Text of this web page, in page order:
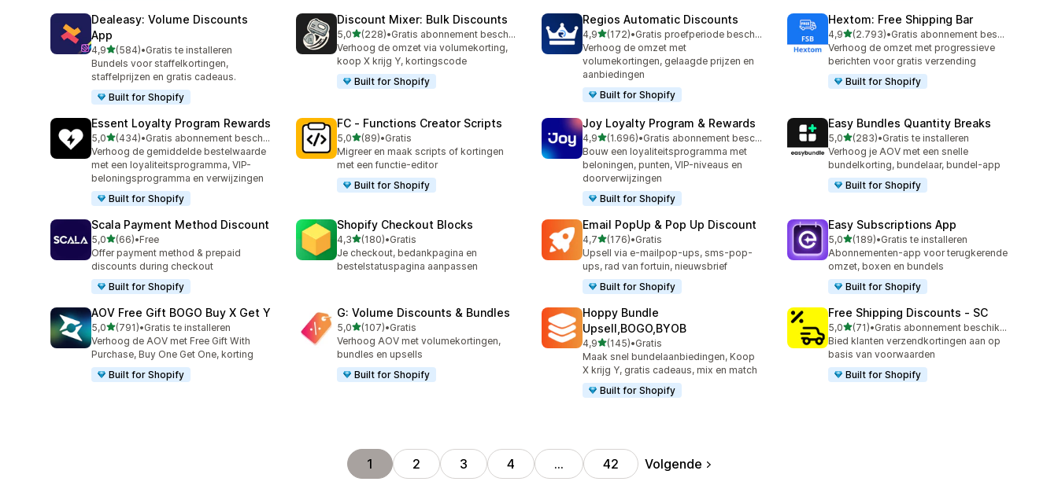
Dealeasy: Volume Discounts
App
4,9van 5 sterren
(584)
584 recensies in totaal
•Gratis te installeren
Bundels voor staffelkortingen,
staffelprijzen en gratis cadeaus.
Built for Shopify
Discount Mixer: Bulk Discounts
5,0van 5 sterren
(228)
228 recensies in totaal
•
Gratis abonnement beschikbaar
Verhoog de omzet via volumekorting,
koop X krijg Y, kortingscode
Built for Shopify
Regios Automatic Discounts
4,9van 5 sterren
(172)
172 recensies in totaal
•
Gratis proefperiode beschikbaar
Verhoog de omzet met
volumekortingen, gelaagde prijzen en
aanbiedingen
Built for Shopify
Hextom: Free Shipping Bar
4,9van 5 sterren
(2.793)
2793 recensies in totaal
•
Gratis abonnement beschikbaar
Verhoog de omzet met progressieve
berichten voor gratis verzending
Built for Shopify
Essent Loyalty Program Rewards
5,0van 5 sterren
(434)
434 recensies in totaal
•
Gratis abonnement beschikbaar
Verhoog de gemiddelde bestelwaarde
met een loyaliteitsprogramma, VIP-
beloningsprogramma en verwijzingen
Built for Shopify
FC ‑ Functions Creator Scripts
5,0van 5 sterren
(89)
89 recensies in totaal
•Gratis
Migreer en maak scripts of kortingen
met een functie-editor
Built for Shopify
Joy Loyalty Program & Rewards
4,9van 5 sterren
(1.696)
1696 recensies in totaal
•
Gratis abonnement beschikbaar
Bouw een loyaliteitsprogramma met
beloningen, punten, VIP-niveaus en
doorverwijzingen
Built for Shopify
Easy Bundles Quantity Breaks
5,0van 5 sterren
(283)
283 recensies in totaal
•Gratis te installeren
Verhoog je AOV met een snelle
bundelkorting, bundelaar, bundel-app
Built for Shopify
Scala Payment Method Discount
5,0van 5 sterren
(66)
66 recensies in totaal
•Free
Offer payment method & prepaid
discounts during checkout
Built for Shopify
Shopify Checkout Blocks
4,3van 5 sterren
(180)
180 recensies in totaal
•Gratis
Je checkout, bedankpagina en
bestelstatuspagina aanpassen
Email PopUp & Pop Up Discount
4,7van 5 sterren
(176)
176 recensies in totaal
•Gratis
Upsell via e-mailpop-ups, sms-pop-
ups, rad van fortuin, nieuwsbrief
Built for Shopify
Easy Subscriptions App
5,0van 5 sterren
(189)
189 recensies in totaal
•Gratis te installeren
Abonnementen-app voor terugkerende
omzet, boxen en bundels
Built for Shopify
AOV Free Gift BOGO Buy X Get Y
5,0van 5 sterren
(791)
791 recensies in totaal
•Gratis te installeren
Verhoog de AOV met Free Gift With
Purchase, Buy One Get One, korting
Built for Shopify
G: Volume Discounts & Bundles
5,0van 5 sterren
(107)
107 recensies in totaal
•Gratis
Verhoog AOV met volumekortingen,
bundles en upsells
Built for Shopify
Hoppy Bundle
Upsell,BOGO,BYOB
4,9van 5 sterren
(145)
145 recensies in totaal
•Gratis
Maak snel bundelaanbiedingen, Koop
X krijg Y, gratis cadeaus, mix en match
Built for Shopify
Free Shipping Discounts ‑ SC
5,0van 5 sterren
(71)
71 recensies in totaal
•
Gratis abonnement beschikbaar
Bied klanten verzendkortingen aan op
basis van voorwaarden
Built for Shopify
1 2 3 4 … 42 Volgende